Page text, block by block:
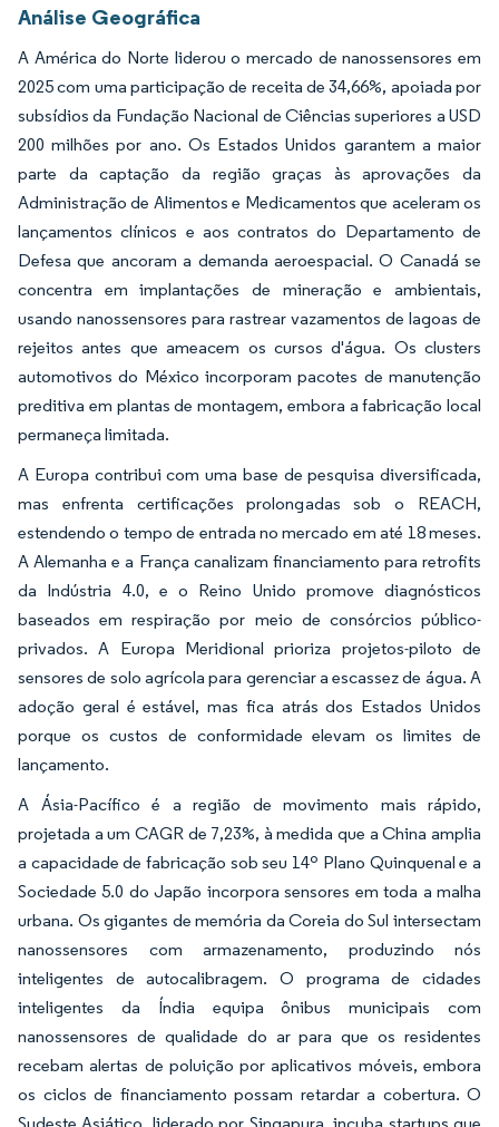
Análise Geográfica
A América do Norte liderou o mercado de nanossensores em
2025 com uma participação de receita de 34,66%, apoiada por
subsídios da Fundação Nacional de Ciências superiores a USD
200 milhões por ano. Os Estados Unidos garantem a maior
parte da captação da região graças às aprovações da
Administração de Alimentos e Medicamentos que aceleram os
lançamentos clínicos e aos contratos do Departamento de
Defesa que ancoram a demanda aeroespacial. O Canadá se
concentra em implantações de mineração e ambientais,
usando nanossensores para rastrear vazamentos de lagoas de
rejeitos antes que ameacem os cursos d'água. Os clusters
automotivos do México incorporam pacotes de manutenção
preditiva em plantas de montagem, embora a fabricação local
permaneça limitada.
A Europa contribui com uma base de pesquisa diversificada,
mas enfrenta certificações prolongadas sob o REACH,
estendendo o tempo de entrada no mercado em até 18 meses.
A Alemanha e a França canalizam financiamento para retrofits
da Indústria 4.0, e o Reino Unido promove diagnósticos
baseados em respiração por meio de consórcios público-
privados. A Europa Meridional prioriza projetos-piloto de
sensores de solo agrícola para gerenciar a escassez de água. A
adoção geral é estável, mas fica atrás dos Estados Unidos
porque os custos de conformidade elevam os limites de
lançamento.
A Ásia-Pacífico é a região de movimento mais rápido,
projetada a um CAGR de 7,23%, à medida que a China amplia
a capacidade de fabricação sob seu 14º Plano Quinquenal e a
Sociedade 5.0 do Japão incorpora sensores em toda a malha
urbana. Os gigantes de memória da Coreia do Sul intersectam
nanossensores com armazenamento, produzindo nós
inteligentes de autocalibragem. O programa de cidades
inteligentes da Índia equipa ônibus municipais com
nanossensores de qualidade do ar para que os residentes
recebam alertas de poluição por aplicativos móveis, embora
os ciclos de financiamento possam retardar a cobertura. O